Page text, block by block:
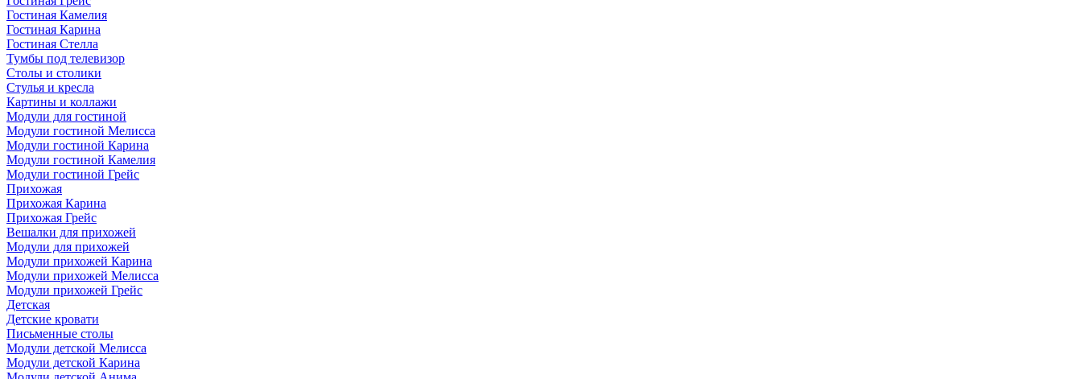
Гостиная Камелия
Гостиная Карина
Гостиная Стелла
Тумбы под телевизор
Столы и столики
Стулья и кресла
Картины и коллажи
Модули для гостиной
Модули гостиной Мелисса
Модули гостиной Карина
Модули гостиной Камелия
Модули гостиной Грейс
Прихожая
Прихожая Карина
Прихожая Грейс
Вешалки для прихожей
Модули для прихожей
Модули прихожей Карина
Модули прихожей Мелисса
Модули прихожей Грейс
Детская
Детские кровати
Письменные столы
Модули детской Мелисса
Модули детской Карина